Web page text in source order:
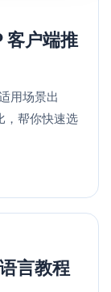
户端推
用场景出
，帮你快速选
言教程